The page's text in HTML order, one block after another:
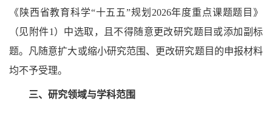
《陕西省教育科学“十五五”规划2026年度重点课题题目》
（见附件1）中选取，且不得随意更改研究题目或添加副标
题。凡随意扩大或缩小研究范围、更改研究题目的申报材料
均不予受理。
三、 研究领域与学科范围